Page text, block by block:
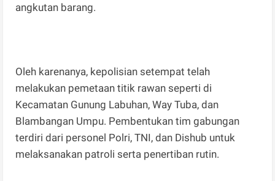
angkutan barang.
Oleh karenanya, kepolisian setempat telah
melakukan pemetaan titik rawan seperti di
Kecamatan Gunung Labuhan, Way Tuba, dan
Blambangan Umpu. Pembentukan tim gabungan
terdiri dari personel Polri, TNI, dan Dishub untuk
melaksanakan patroli serta penertiban rutin.